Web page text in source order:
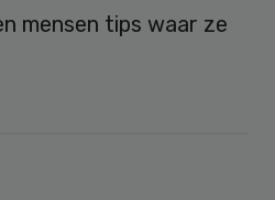
mensen tips waar ze